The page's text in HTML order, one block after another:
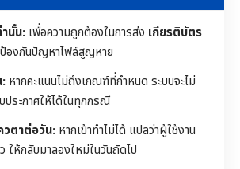
นั้น: เพื่อความถูกต้องในการส่ง เกียรติบัตร
องกันปัญหาไฟล์สูญหาย
หากคะแนนไม่ถึงเกณฑ์ที่กำหนด ระบบจะไม่
ประกาศให้ได้ในทุกกรณี
วตาต่อวัน: หากเข้าทำไม่ได้ แปลว่าผู้ใช้งาน
ให้กลับมาลองใหม่ในวันถัดไป